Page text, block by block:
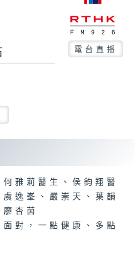
電台直播
雅莉醫生、侯鈞翔醫
逸峯、嚴崇天、葉韻
杏茵
面對，一點健康、多點